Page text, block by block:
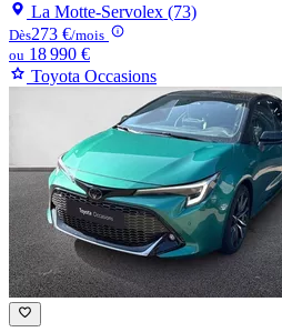
La Motte-Servolex (73)
Dès273 €/mois
ou 18 990 €
Toyota Occasions